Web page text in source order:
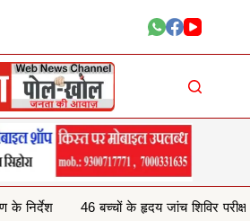
जांच शिविर परीक्षण में 29 बच्चों में हृदय रोग